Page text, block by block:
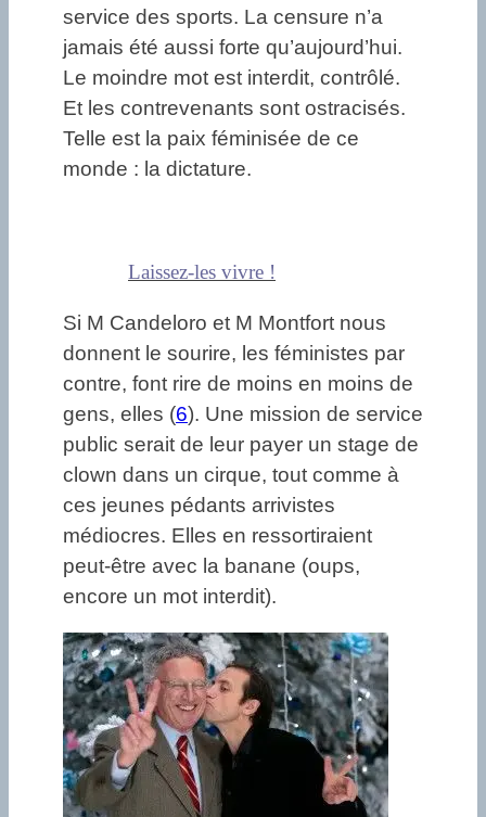
service des sports. La censure n’a
jamais été aussi forte qu’aujourd’hui.
Le moindre mot est interdit, contrôlé.
Et les contrevenants sont ostracisés.
Telle est la paix féminisée de ce
monde : la dictature.
Laissez-les vivre !
Si M Candeloro et M Montfort nous
donnent le sourire, les féministes par
contre, font rire de moins en moins de
gens, elles (6). Une mission de service
public serait de leur payer un stage de
clown dans un cirque, tout comme à
ces jeunes pédants arrivistes
médiocres. Elles en ressortiraient
peut-être avec la banane (oups,
encore un mot interdit).